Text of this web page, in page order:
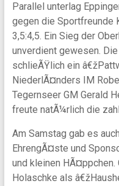
Parallel unterlag
gegen die Sportfreunde
3,5:4,5. Ein Sieg der
unverdient gewesen.
schlieÃŸlich ein
NiederlÃ¤nders IM
Tegernseer GM Gerald
freute natÃ¼rlich die
Am Samstag gab es
EhrengÃ¤ste und
und kleinen
Holaschke als